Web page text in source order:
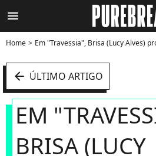
menu
Home Em "Travessia", Brisa (Lucy Alves) procura por Ari (Chay
arrow_left ÚLTIMO ARTIGO
EM
BRISA (LUCY